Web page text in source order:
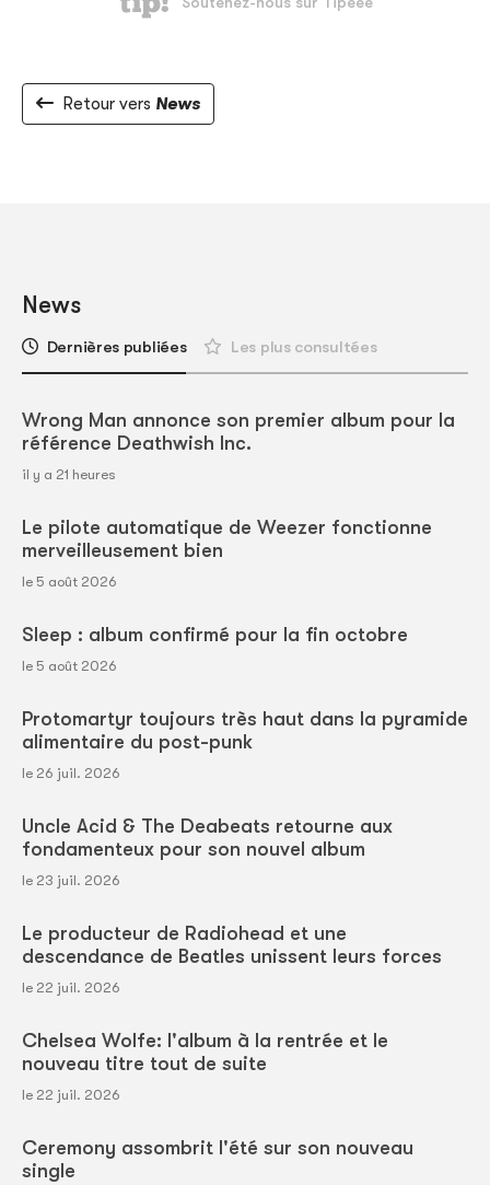
Retour vers News
News
Dernières publiées Les plus consultées
Wrong Man annonce son premier album pour la
référence Deathwish Inc.
il y a 21 heures
Le pilote automatique de Weezer fonctionne
merveilleusement bien
le 5 août 2026
Sleep : album confirmé pour la fin octobre
le 5 août 2026
Protomartyr toujours très haut dans la pyramide
alimentaire du post-punk
le 26 juil. 2026
Uncle Acid & The Deabeats retourne aux
fondamenteux pour son nouvel album
le 23 juil. 2026
Le producteur de Radiohead et une
descendance de Beatles unissent leurs forces
le 22 juil. 2026
Chelsea Wolfe: l'album à la rentrée et le
nouveau titre tout de suite
le 22 juil. 2026
Ceremony assombrit l'été sur son nouveau
single